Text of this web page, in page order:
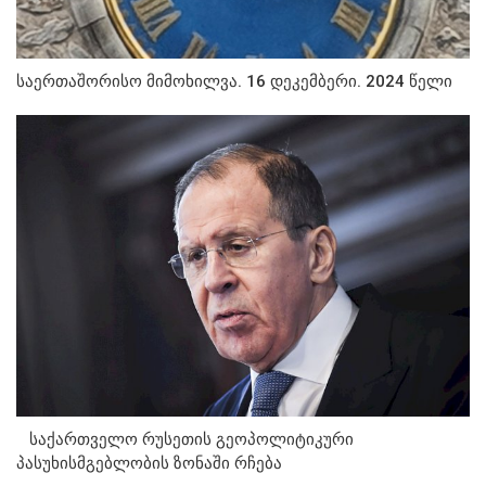
საერთაშორისო მიმოხილვა. 16 დეკემბერი. 2024 წელი
საქართველო რუსეთის გეოპოლიტიკური
პასუხისმგებლობის ზონაში რჩება